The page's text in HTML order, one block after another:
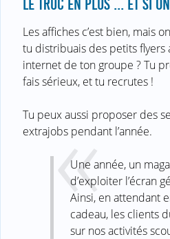
LE TRUC EN PLUS ... ET SI
Les affiches c’est bien, mais
tu distribuais des petits flyers
internet de ton groupe ? Tu
fais sérieux, et tu recrutes !
Tu peux aussi proposer des
extrajobs pendant l’année.
Une année, un
d’exploiter l’écran
Ainsi, en attendant
cadeau, les clients
sur nos activités